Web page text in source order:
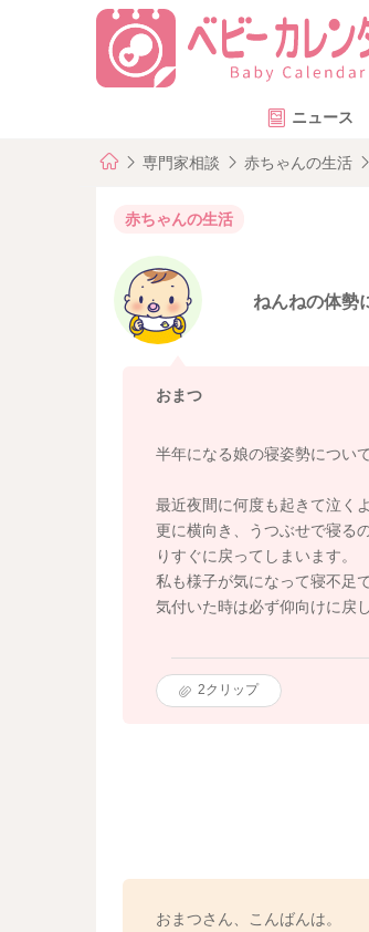
ニュース
専門家相談 赤ちゃんの生活
赤ちゃんの生活
ねんねの体勢
おまつ
半年になる娘の寝姿勢について
最近夜間に何度も起きて泣く
更に横向き、うつぶせで寝る
りすぐに戻ってしまいます。
私も様子が気になって寝不足
気付いた時は必ず仰向けに戻
2クリップ
おまつさん、こんばんは。